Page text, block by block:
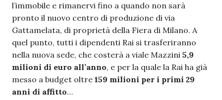
l’immobile e rimanervi fino a quando non sarà
pronto il nuovo centro di produzione di via
Gattamelata, di proprietà della Fiera di Milano. A
quel punto, tutti i dipendenti Rai si trasferiranno
nella nuova sede, che costerà a viale Mazzini 5,9
milioni di euro all’anno, e per la quale la Rai ha già
messo a budget oltre 159 milioni per i primi 29
anni di affitto…